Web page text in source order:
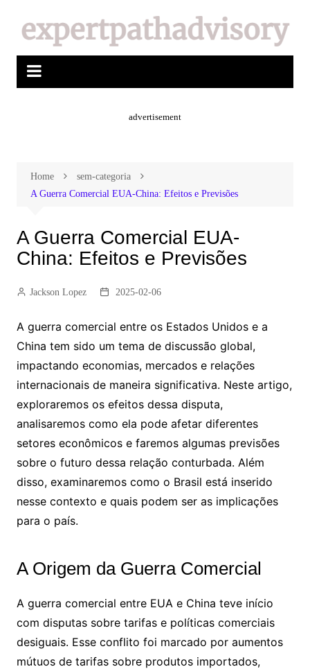
advertisement
Home
sem-categoria
A Guerra Comercial EUA-China: Efeitos e Previsões
A Guerra Comercial EUA-
China: Efeitos e Previsões
Jackson Lopez 2025-02-06
A guerra comercial entre os Estados Unidos e a
China tem sido um tema de discussão global,
impactando economias, mercados e relações
internacionais de maneira significativa. Neste artigo,
exploraremos os efeitos dessa disputa,
analisaremos como ela pode afetar diferentes
setores econômicos e faremos algumas previsões
sobre o futuro dessa relação conturbada. Além
disso, examinaremos como o Brasil está inserido
nesse contexto e quais podem ser as implicações
para o país.
A Origem da Guerra Comercial
A guerra comercial entre EUA e China teve início
com disputas sobre tarifas e políticas comerciais
desiguais. Esse conflito foi marcado por aumentos
mútuos de tarifas sobre produtos importados,